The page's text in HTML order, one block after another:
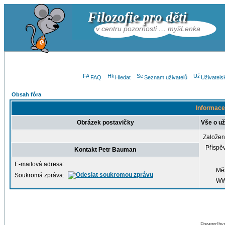
Filozofie pro děti
v centru pozornosti … myšLenka
FAQ Hledat Seznam uživatelů
Obsah fóra
Obrázek postavičky Vše o
Kontakt Petr Bauman
E-mailová adresa:
Soukromá zpráva:
Powered by